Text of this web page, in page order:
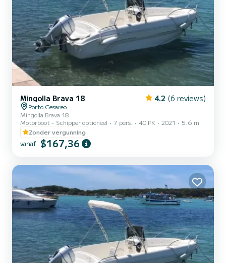
Mingolla Brava 18 4.2 (6 reviews)
Porto Cesareo
Mingolla Brava 18
Motorboot
Schipper optioneel 7 pers. 40 PK 2021
5.6 m
Zonder vergunning
vanaf $167,36